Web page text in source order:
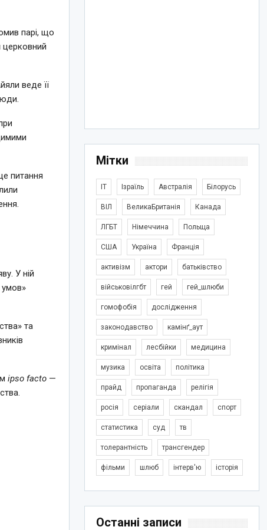
парі, що
церковний
веде її
питання
У ній
умов»
та
ipso facto —
Мітки
IT Ізраїль Австралія Білорусь
ВІЛ ВеликаБританія Канада
ЛГБТ Німеччина Польща
США Україна Франція
активізм актори батьківство
військовілгбт гей гей_шлюби
гомофобія дослідження
законодавство камінґ_аут
кримінал лесбійки медицина
музика освіта політика
прайд пропаганда релігія
росія серіали скандал спорт
статистика суд тв
толерантність трансгендер
фільми шлюб інтерв'ю історія
Останні записи